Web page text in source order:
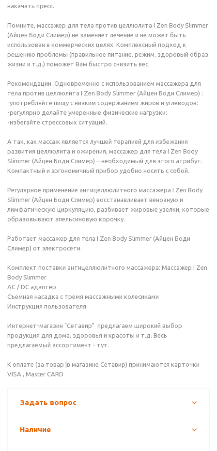
накачать пресс.
Помните, массажер для тела против целлюлита I Zen Body Slimmer
(Айцен Боди Слимер) не заменяет лечение и не может быть
использован в коммерческих целях. Комплексный подход к
решению проблемы (правильное питание, режим, здоровый образ
жизни и т.д.) поможет Вам быстро снизить вес.
Рекомендации. Одновременно с использованием массажера для
тела против целлюлита I Zen Body Slimmer (Айцен Боди Слимер) :
-употребляйте пищу с низким содержанием жиров и углеводов:
-регулярно делайте умеренные физические нагрузки:
-избегайте стрессовых ситуаций.
А так, как массаж является лучшей терапией для избежания
развития целлюлита и ожирения, массажер для тела I Zen Body
Slimmer (Айцен Боди Слимер) – необходимый для этого атрибут.
Компактный и эргономичный прибор удобно носить с собой.
Регулярное применение антицеллюлитного массажера I Zen Body
Slimmer (Айцен Боди Слимер) восстанавливает венозную и
лимфатическую циркуляцию, разбивает жировые узелки, которые
образовывают апельсиновую корочку.
Работает массажер для тела I Zen Body Slimmer (Айцен Боди
Слимер) от электросети.
Комплект поставки антицеллюлитного массажера: Массажер I Zen
Body Slimmer
AC / DC адаптер
Съемная насадка с тремя массажными колесиками
Инструкция пользователя.
Интернет-магазин "Сетавир" предлагаем широкий выбор
продукция для дома, здоровья и красоты и т.д. Весь
предлагаемый ассортимент - тут.
К оплате (за товар |в магазине Сетавир) принимаются карточки
VISA , Master CARD
Задать вопрос
Наличие